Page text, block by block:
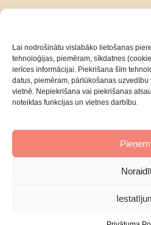
Lai nodrošinātu vislabāko lietošanas
tehnoloģijas, piemēram, sīkdatnes
ierīces informācijai. Piekrišana šīm
datus, piemēram, pārlūkošanas
vietnē. Nepiekrišana vai piekrišanas
noteiktas funkcijas un vietnes darbību.
Seko mums:
Par mumsKontakti